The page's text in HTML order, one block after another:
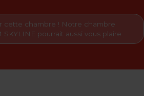
cette chambre ! Notre chambre
pourrait aussi vous plaire